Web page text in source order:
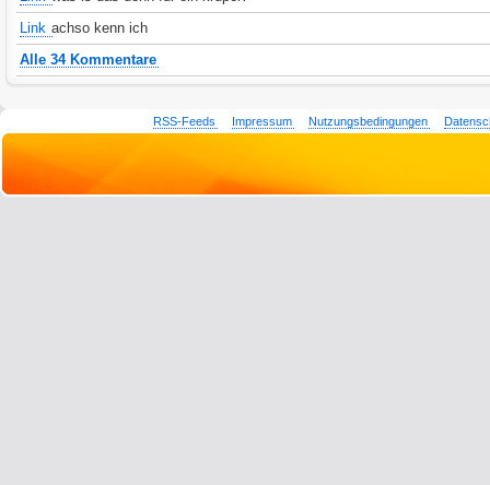
Link achso kenn ich
Alle 34 Kommentare
RSS-Feeds Impressum Nutzungsbedingungen